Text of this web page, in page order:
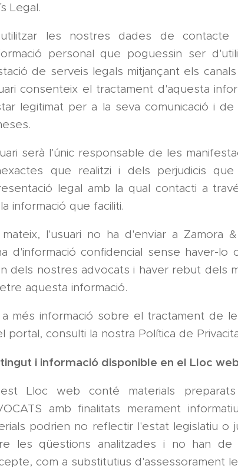
Legal.
les nostres dades de contacte
personal que poguessin ser
de serveis legals mitjançant els
consenteix el tractament d'aquesta
legitimat per a la seva comunicació i
serà l'únic responsable de les
que realitzi i dels perjudicis
legal amb la qual contacti a
informació que faciliti.
l'usuari no ha d'enviar a Zamora
d'informació confidencial sense haver-lo
dels nostres advocats i haver rebut dels
aquesta informació.
més informació sobre el tractament de
portal, consulti la nostra Política de
i informació disponible en el Lloc
Lloc web conté materials
amb finalitats merament
podrien no reflectir l'estat legislatiu o
les qüestions analitzades i no han
com a substitutius d'assessorament